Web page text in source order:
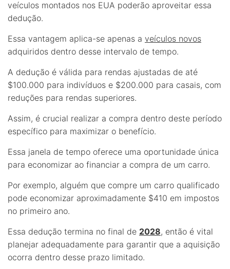
veículos montados nos EUA poderão aproveitar essa
dedução.
Essa vantagem aplica-se apenas a veículos novos
adquiridos dentro desse intervalo de tempo.
A dedução é válida para rendas ajustadas de até
$100.000 para indivíduos e $200.000 para casais, com
reduções para rendas superiores.
Assim, é crucial realizar a compra dentro deste período
específico para maximizar o benefício.
Essa janela de tempo oferece uma oportunidade única
para economizar ao financiar a compra de um carro.
Por exemplo, alguém que compre um carro qualificado
pode economizar aproximadamente $410 em impostos
no primeiro ano.
Essa dedução termina no final de 2028, então é vital
planejar adequadamente para garantir que a aquisição
ocorra dentro desse prazo limitado.